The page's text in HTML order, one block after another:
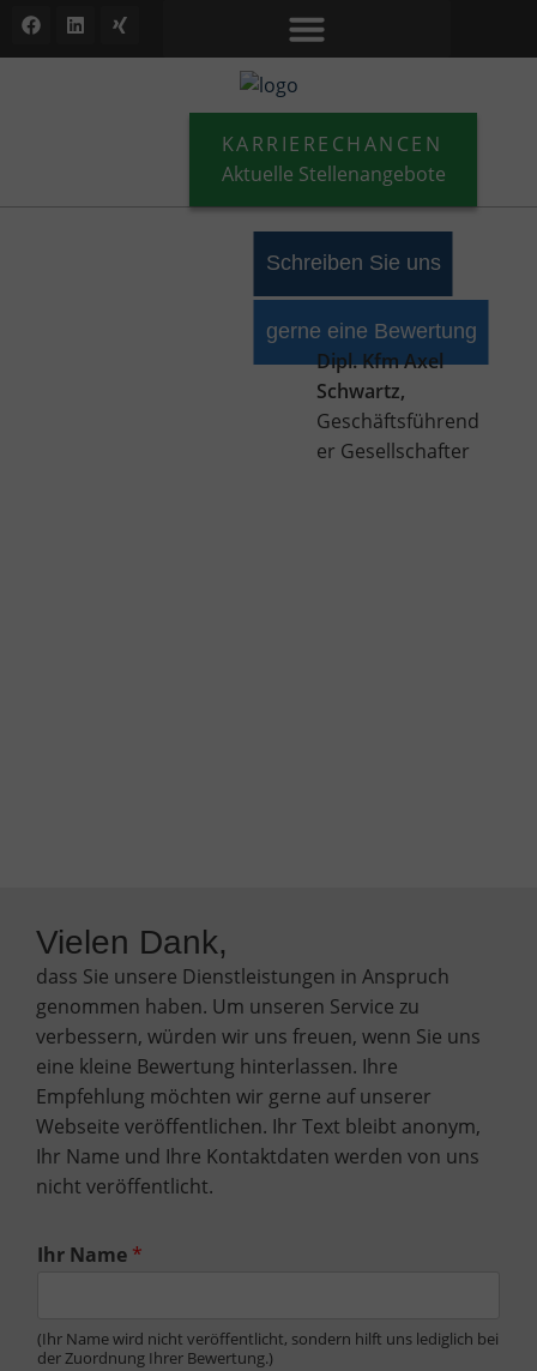
KARRIERECHANCEN
Aktuelle Stellenangebote
Schreiben Sie uns
gerne eine Bewertung
Dipl. Kfm Axel
Schwartz,
Geschäftsführend
er Gesellschafter
Vielen Dank,
dass Sie unsere Dienstleistungen in Anspruch
genommen haben. Um unseren Service zu
verbessern, würden wir uns freuen, wenn Sie uns
eine kleine Bewertung hinterlassen. Ihre
Empfehlung möchten wir gerne auf unserer
Webseite veröffentlichen. Ihr Text bleibt anonym,
Ihr Name und Ihre Kontaktdaten werden von uns
nicht veröffentlicht.
Ihr Name *
(Ihr Name wird nicht veröffentlicht, sondern hilft uns lediglich bei
der Zuordnung Ihrer Bewertung.)